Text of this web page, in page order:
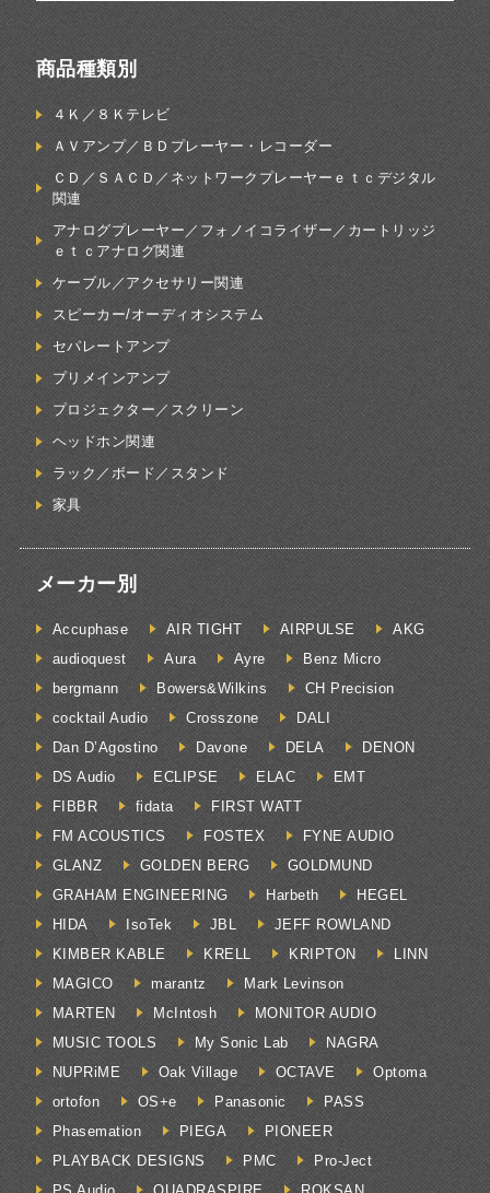
商品種類別
４Ｋ／８Ｋテレビ
ＡＶアンプ／ＢＤプレーヤー・レコーダー
ＣＤ／ＳＡＣＤ／ネットワークプレーヤーｅｔｃデジタル
関連
アナログプレーヤー／フォノイコライザー／カートリッジ
ｅｔｃアナログ関連
ケーブル／アクセサリー関連
スピーカー/オーディオシステム
セパレートアンプ
プリメインアンプ
プロジェクター／スクリーン
ヘッドホン関連
ラック／ボード／スタンド
家具
メーカー別
Accuphase AIR TIGHT AIRPULSE
AKG
audioquest
Aura Ayre
Benz Micro
bergmann
Bowers&Wilkins
CH Precision
cocktail Audio
Crosszone
DALI
Dan D’Agostino
Davone DELA
DENON
DS Audio
ECLIPSE ELAC
EMT
FIBBR
fidata
FIRST WATT
FM ACOUSTICS
FOSTEX
FYNE AUDIO
GLANZ
GOLDEN BERG
GOLDMUND
GRAHAM ENGINEERING
Harbeth
HEGEL
HIDA
IsoTek JBL
JEFF ROWLAND
KIMBER KABLE
KRELL KRIPTON
LINN
MAGICO
marantz
Mark Levinson
MARTEN
McIntosh
MONITOR AUDIO
MUSIC TOOLS
My Sonic Lab
NAGRA
NUPRiME
Oak Village OCTAVE
Optoma
ortofon
OS+e Panasonic
PASS
Phasemation
PIEGA
PIONEER
PLAYBACK DESIGNS
PMC
Pro-Ject